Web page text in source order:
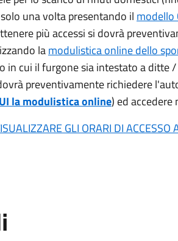
una volta presentando il modello
più accessi si dovrà
lamodulistica online dello
in cui il furgone sia intestato a
preventivamente richiedere
la modulistica online) ed accedere
GLI ORARI DI ACCESSO